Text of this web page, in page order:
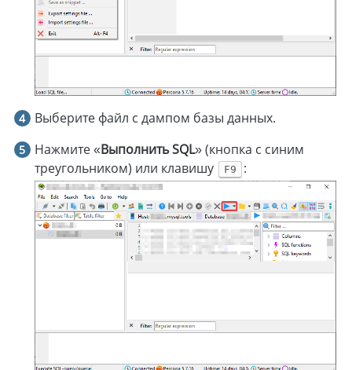
Выберите файл с дампом базы данных.
Нажмите «Выполнить SQL» (кнопка с синим
треугольником) или клавишу
F9 :